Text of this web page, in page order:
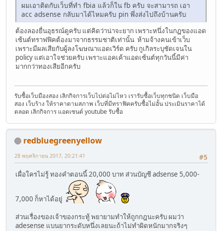
ผมเอาติดกับเว็บที่ทำ fbia แล้วก็ใน fb ครับ จะสามารถ เอา
acc adsense กลับมาได้ไหมครับ pin พึ่งส่งไปถึงบ้านครับ
ต้องลองยื่นอุธรณ์ดูครับ แต่คิดว่าน่าจะยาก เพราะหนึ่งในกฏของแอด
เซ้นต์ทราฟฟิคต้องมาจากธรรมชาติเท่านั้น ห้ามจ้างคนเข้าเว็บ
เพราะมีผลเสียกับผู้ลงโฆษณาแอดเวิร์ด ครับ กูเกิลระบุชัดเจนใน
policy แต่เอาใจช่วยครับ เพราะแอคเค้าแอดเซ้นต์ทุกวันนี้มีค่า
มากกว่าทองเสียอีกครับ
รับซื้อเว็บมืองสอง เลิกกิจการเว็บไปต่อไม่ไหว เรารับซื้อเว็บทุกชนิด เว็บมือ
สอง เว็บร้าง ให้ราคาตามสภาพ เว็บที่มีทราฟิคครับซื้อไม่อั้น ประเมินราคาได้
ตลอด เลิกกิจการ แอดเซนต์ youtube รับซื้อ
redbluegreenyellow
#5
28 พฤศจิกายน 2017, 20:21:41
เผื่อใครไม่รู้ ทองคำตอนนี้ 20,000 บาท ส่วนบัญชี adsense 5,000-
7,000 ก็หาได้อยู่
ส่วนเรื่องของเจ้าของกระทู้ พยายามทำให้ถูกกฎนะครับ ผมว่า
adesense แบนยากระดับหนึ่งเลยนะถ้าไม่ทำผิดหนักมากจริงๆ